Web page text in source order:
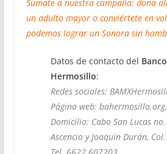
Súmate a nuestra campaña: dona
un adulto mayor o conviértete en
podemos lograr un Sonora sin
Datos de contacto del
Hermosillo:
Redes sociales:
Página web:
Domicilio: Cabo San Lucas
Ascencio y Joaquín Durán,